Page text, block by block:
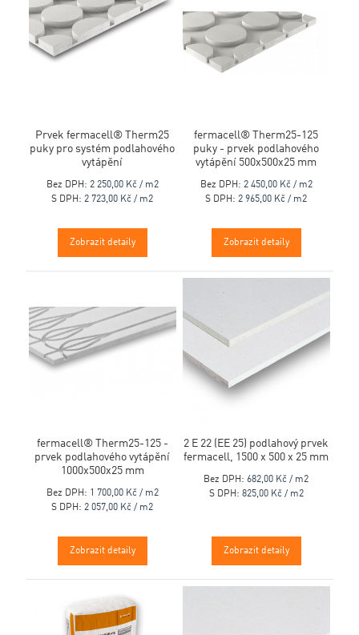
Prvek fermacell® Therm25
puky pro systém podlahového
vytápění
Bez DPH: 2 250,00 Kč / m2
S DPH: 2 723,00 Kč / m2
Zobrazit detaily
fermacell® Therm25-125
puky - prvek podlahového
vytápění 500x500x25 mm
Bez DPH: 2 450,00 Kč / m2
S DPH: 2 965,00 Kč / m2
Zobrazit detaily
fermacell® Therm25-125 -
prvek podlahového vytápění
1000x500x25 mm
Bez DPH: 1 700,00 Kč / m2
S DPH: 2 057,00 Kč / m2
Zobrazit detaily
2 E 22 (EE 25) podlahový prvek
fermacell, 1500 x 500 x 25 mm
Bez DPH: 682,00 Kč / m2
S DPH: 825,00 Kč / m2
Zobrazit detaily